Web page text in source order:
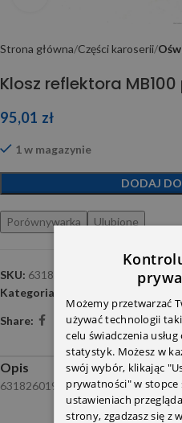
Strona główna Części karoserii
Klosz reflektora
95,01 zł
1 w magazynie
DODAJ
Porównywarka Ulubione
SKU: 6318260190
Kategoria:
Share:
Opis
6318260190
Możemy przetwarzać
używać technologii
celu świadczenia
statystyk. Możesz w
swój wybór, klikając
prywatności" w
ustawieniach
strony, zgadzasz się z